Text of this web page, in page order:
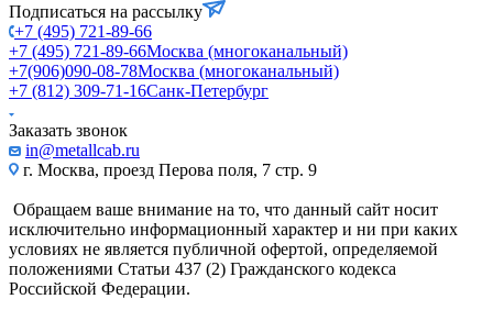
Подписаться на рассылку
+7 (495) 721-89-66
+7 (495) 721-89-66Москва (многоканальный)
+7(906)090-08-78Москва (многоканальный)
+7 (812) 309-71-16Санк-Петербург
Заказать звонок
in@metallcab.ru
г. Москва, проезд Перова поля, 7 стр. 9
Обращаем ваше внимание на то, что данный сайт носит
исключительно информационный характер и ни при каких
условиях не является публичной офертой, определяемой
положениями Статьи 437 (2) Гражданского кодекса
Российской Федерации.